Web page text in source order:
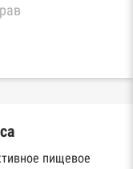
пищевое